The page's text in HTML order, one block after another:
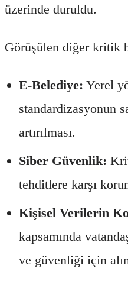
üzerinde duruldu.
Görüşülen diğer kritik
E-Belediye: Yerel
standardizasyonun
artırılması.
Siber Güvenlik:
tehditlere karşı
Kişisel Verilerin
kapsamında
ve güvenliği için